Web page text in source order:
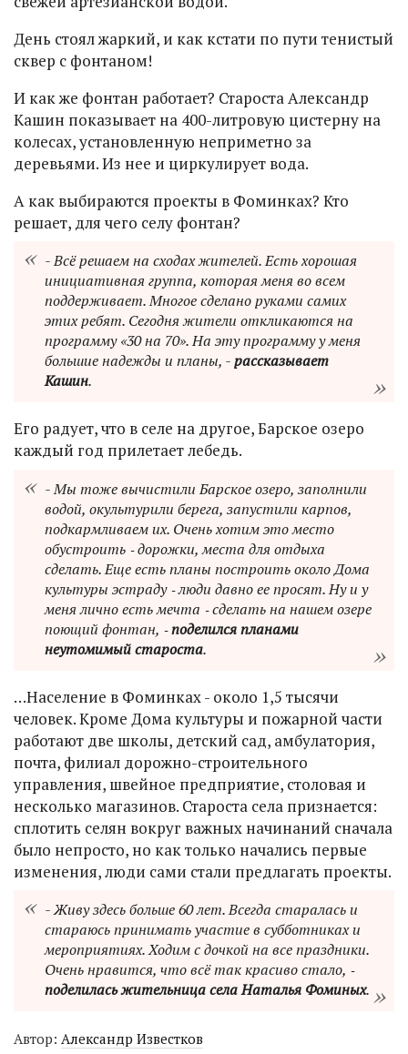
День стоял жаркий, и как кстати по пути тенистый
сквер с фонтаном!
И как же фонтан работает? Староста Александр
Кашин показывает на 400-литровую цистерну на
колесах, установленную неприметно за
деревьями. Из нее и циркулирует вода.
А как выбираются проекты в Фоминках? Кто
решает, для чего селу фонтан?
- Всё решаем на сходах жителей. Есть хорошая
инициативная группа, которая меня во всем
поддерживает. Многое сделано руками самих
этих ребят. Сегодня жители откликаются на
программу «30 на 70». На эту программу у меня
большие надежды и планы, -рассказывает
Кашин.
Его радует, что в селе на другое, Барское озеро
каждый год прилетает лебедь.
- Мы тоже вычистили Барское озеро, заполнили
водой, окультурили берега, запустили карпов,
подкармливаем их. Очень хотим это место
обустроить ‑ дорожки, места для отдыха
сделать. Еще есть планы построить около Дома
культуры эстраду ‑ люди давно ее просят. Ну и у
меня лично есть мечта ‑ сделать на нашем озере
поющий фонтан, ‑поделился планами
неутомимый староста.
…Население в Фоминках - около 1,5 тысячи
человек. Кроме Дома культуры и пожарной части
работают две школы, детский сад, амбулатория,
почта, филиал дорожно-строительного
управления, швейное предприятие, столовая и
несколько магазинов. Староста села признается:
сплотить селян вокруг важных начинаний сначала
было непросто, но как только начались первые
изменения, люди сами стали предлагать проекты.
- Живу здесь больше 60 лет. Всегда старалась и
стараюсь принимать участие в субботниках и
мероприятиях. Ходим с дочкой на все праздники.
Очень нравится, что всё так красиво стало, ‑
поделилась жительница села Наталья Фоминых.
Автор: Александр Известков